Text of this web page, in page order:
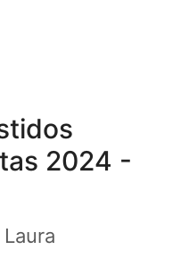
2024 -
Laura